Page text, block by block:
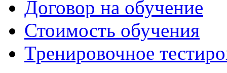
Договор на обучение
Стоимость обучения
Тренировочное